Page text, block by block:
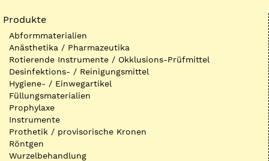
Produkte
Abformmaterialien
Anästhetika / Pharmazeutika
Rotierende Instrumente / Okklusions-Prüfmittel
Desinfektions- / Reinigungsmittel
Hygiene- / Einwegartikel
Füllungsmaterialien
Prophylaxe
Instrumente
Prothetik / provisorische Kronen
Röntgen
Wurzelbehandlung